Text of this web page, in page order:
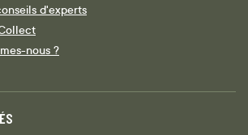
d'experts
nous ?